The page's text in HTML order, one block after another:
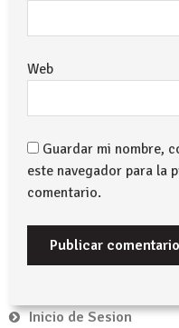
Web
Guardar mi nombre,
este navegador para la
comentario.
Inicio de Sesion